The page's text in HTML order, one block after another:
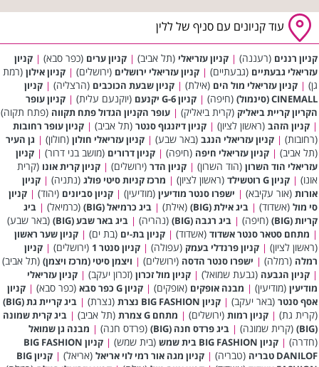
עוד קניונים עם סניף של ללין
קניון רננים (רעננה) | קניון עזריאלי (תל אביב) | קניון ערים (כפר סבא) | קניון
עזריאלי גבעתיים (גבעתיים) | קניון עזריאלי ירושלים (ירושלים) | קניון אילון (רמת
גן) | קניון עזריאלי מול הים (אילת) | קניון שבעת הכוכבים (הרצליה) | קניון
CINEMALL (סינמול)
(חיפה) | קניון G-6 יקנעם (יוקנעם עלית) | קניון עופר
הקריון קריית ביאליק (קרית ביאליק) | עופר הקניון הגדול פתח תקווה (פתח תקוה)
| קניון הזהב (ראשון לציון) | קניון דיזנגוף סנטר (תל אביב) | קניון עופר רחובות
(רחובות) | קניון עזריאלי הנגב (באר שבע) | קניון עזריאלי חולון (חולון) | גן העיר
(תל אביב) | קניון עזריאלי חיפה (חיפה) | קניון דרורים (מושב בני דרור) | קניון
עזריאלי הוד השרון (הוד השרון) | קניון הדר (ירושלים) | קניון קרית אונו (קרית
אונו) | קניון G רוטשילד (ראשון לציון) | מרכז קניות סיטי פולג (נתניה) | קניון
אורות (אור עקיבא) | ישפרו סנטר מודיעין (מודיעין) | קניון סביונים (יהוד) | קניון
סי מול (אשדוד) | ביג אילת (BIG) (אילת) | ביג כרמיאל (BIG) (כרמיאל) | ביג
קריות (BIG)
(חיפה) | ביג רגבה (BIG) (נהריה) | ביג באר שבע (BIG) (באר שבע)
| מתחם סטאר סנטר אשדוד (אשדוד) | קניון בת-ים (בת ים) | קניון שער ראשון
(ראשון לציון) | קניון פרנדלי בעמק (עפולה) | קניון סנטר 1 (ירושלים) | קניון
רמלה (רמלה) | ישפרו סנטר הדסה (ירושלים) | ויצמן סיטי (מרכז ויצמן) (תל אביב)
| קניון הגבעה (גבעת שמואל) | קניון מול זכרון (זכרון יעקב) | קניון עזריאלי
מודיעין (מודיעין) | מבנה אופקים (אופקים) | קניון G כפר סבא (כפר סבא) | קניון
אסף סנטר (באר יעקב) | קניון BIG FASHION נצרת (נצרת) | ביג קריית גת (BIG)
(קרית גת) | קניון רמות (ירושלים) | מתחם G צמרת (תל אביב) | ביג קרית שמונה
(BIG)
(קרית שמונה) | ביג פרדס חנה (BIG) (פרדס חנה) | מבנה גן שמואל
(חדרה) | קניון BIG FASHION בית שמש (בית שמש) |
קניון BIG FASHION
DANILOF טבריה
(טבריה) | קניון מגה אור רמי לוי אריאל (אריאל) |
קניון BIG